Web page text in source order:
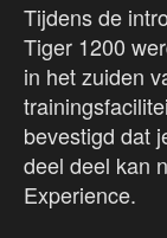
Tijdens de
Tiger 1200
in het zuiden
bevestigd dat
deel deel kan
Experience.